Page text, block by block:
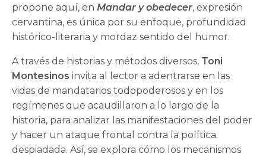
propone aquí, enMandar y obedecer, expresión
cervantina, es única por su enfoque, profundidad
histórico-literaria y mordaz sentido del humor.
A través de historias y métodos diversos, Toni
Montesinos invita al lector a adentrarse en las
vidas de mandatarios todopoderosos y en los
regímenes que acaudillaron a lo largo de la
historia, para analizar las manifestaciones del poder
y hacer un ataque frontal contra la política
despiadada. Así, se explora cómo los mecanismos